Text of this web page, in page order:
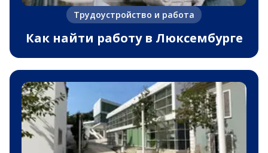
Трудоустройство и работа
Как найти работу в Люксембурге